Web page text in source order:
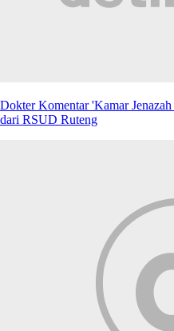
Dokter Komentar 'Kamar
dari RSUD Ruteng